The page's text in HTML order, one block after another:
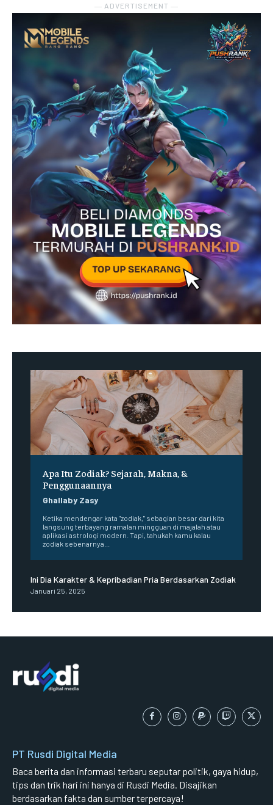
― ADVERTISEMENT ―
Apa Itu Zodiak? Sejarah, Makna, &
Penggunaannya
Ghallaby Zasy
Ketika mendengar kata "zodiak," sebagian besar dari kita
langsung terbayang ramalan mingguan di majalah atau
aplikasi astrologi modern. Tapi, tahukah kamu kalau
zodiak sebenarnya...
Ini Dia Karakter & Kepribadian Pria Berdasarkan Zodiak
Januari 25, 2025
PT Rusdi Digital Media
Baca berita dan informasi terbaru seputar politik, gaya hidup,
tips dan trik hari ini hanya di Rusdi Media. Disajikan
berdasarkan fakta dan sumber terpercaya!